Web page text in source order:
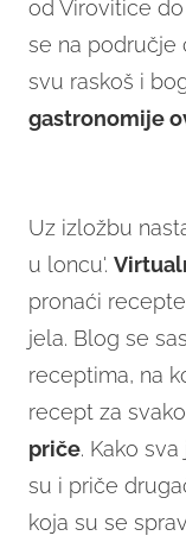
od Virovitice
se na područje
svu raskoš i
gastronomije
Uz izložbu
u loncu'.
pronaći
jela. Blog se
receptima, na
recept za
priče. Kako
su i priče
koja su se